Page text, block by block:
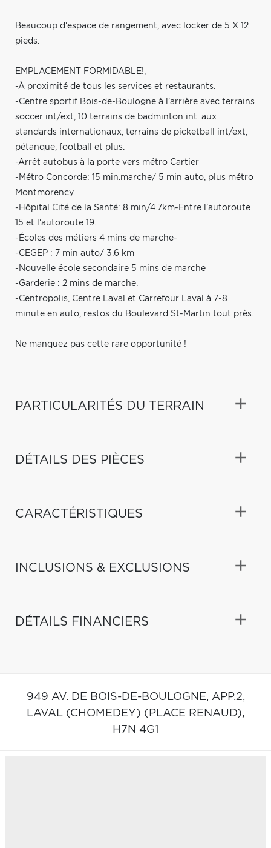
Beaucoup d'espace de rangement, avec locker de 5 X 12
pieds.
EMPLACEMENT FORMIDABLE!,
-À proximité de tous les services et restaurants.
-Centre sportif Bois-de-Boulogne à l'arrière avec terrains
soccer int/ext, 10 terrains de badminton int. aux
standards internationaux, terrains de picketball int/ext,
pétanque, football et plus.
-Arrêt autobus à la porte vers métro Cartier
-Métro Concorde: 15 min.marche/ 5 min auto, plus métro
Montmorency.
-Hôpital Cité de la Santé: 8 min/4.7km-Entre l'autoroute
15 et l'autoroute 19.
-Écoles des métiers 4 mins de marche-
-CEGEP : 7 min auto/ 3.6 km
-Nouvelle école secondaire 5 mins de marche
-Garderie : 2 mins de marche.
-Centropolis, Centre Laval et Carrefour Laval à 7-8
minute en auto, restos du Boulevard St-Martin tout près.
Ne manquez pas cette rare opportunité !
PARTICULARITÉS DU TERRAIN
DÉTAILS DES PIÈCES
CARACTÉRISTIQUES
INCLUSIONS & EXCLUSIONS
DÉTAILS FINANCIERS
949 AV. DE BOIS-DE-BOULOGNE, APP.2,
LAVAL (CHOMEDEY) (PLACE RENAUD),
H7N 4G1